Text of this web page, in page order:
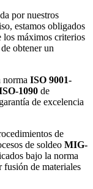
por nuestros
estamos obligados
los máximos criterios
obtener un
norma ISO 9001-
1090 de
de excelencia
de
de soldeo MIG-
bajo la norma
fusión de materiales